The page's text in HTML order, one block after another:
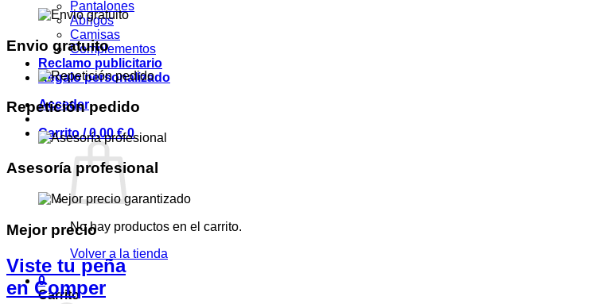
Pantalones
Abrigos
Camisas
Complementos
Reclamo publicitario
Regalo personalizado
Acceder
Carrito /0,00€ 0
No hay productos en el carrito.
Volver a la tienda
0
Carrito
Envio gratuito
Repetición pedido
Asesoría profesional
Mejor precio
Viste tu peña
en Comper